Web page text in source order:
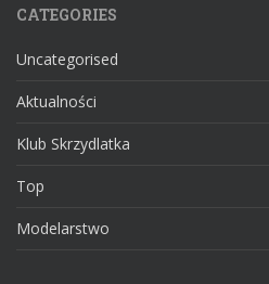
CATEGORIES
Uncategorised
Aktualności
Klub Skrzydlatka
Top
Modelarstwo